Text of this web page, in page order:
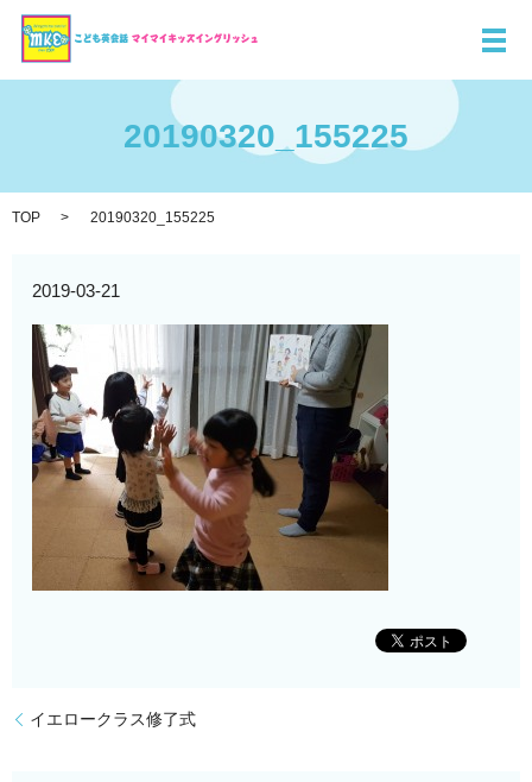
メ
20190320_155225
TOP 20190320_155225
2019-03-21
イエロークラス修了式